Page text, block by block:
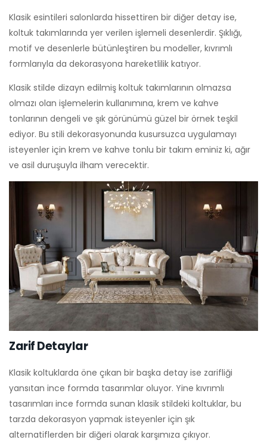
Klasik esintileri salonlarda hissettiren bir diğer detay ise,
koltuk takımlarında yer verilen işlemeli desenlerdir. Şıklığı,
motif ve desenlerle bütünleştiren bu modeller, kıvrımlı
formlarıyla da dekorasyona hareketlilik katıyor.
Klasik stilde dizayn edilmiş koltuk takımlarının olmazsa
olmazı olan işlemelerin kullanımına, krem ve kahve
tonlarının dengeli ve şık görünümü güzel bir örnek teşkil
ediyor. Bu stili dekorasyonunda kusursuzca uygulamayı
isteyenler için krem ve kahve tonlu bir takım eminiz ki, ağır
ve asil duruşuyla ilham verecektir.
Zarif Detaylar
Klasik koltuklarda öne çıkan bir başka detay ise zarifliği
yansıtan ince formda tasarımlar oluyor. Yine kıvrımlı
tasarımları ince formda sunan klasik stildeki koltuklar, bu
tarzda dekorasyon yapmak isteyenler için şık
alternatiflerden bir diğeri olarak karşımıza çıkıyor.